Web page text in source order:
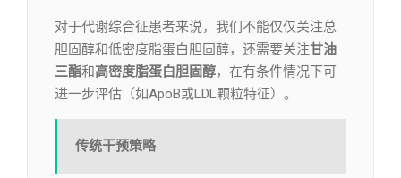
对于代谢综合征患者来说，我们不能仅仅关注总
胆固醇和低密度脂蛋白胆固醇，还需要关注甘油
三酯和高密度脂蛋白胆固醇，在有条件情况下可
进一步评估（如ApoB或LDL颗粒特征）。
传统干预策略